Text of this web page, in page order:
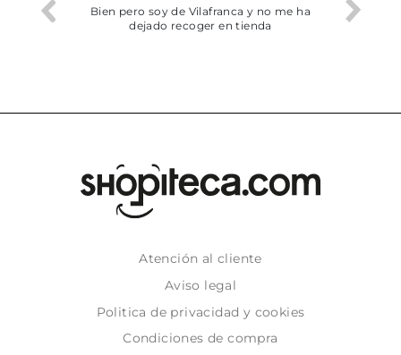
trobat
Bien pero soy de Vilafranca y no me ha
dejado recoger en tienda
Atención al cliente
Aviso legal
Politica de privacidad y cookies
Condiciones de compra